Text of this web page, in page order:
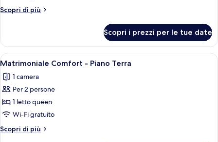
piano
Scopri di più
Altri
Classic-
Secondo
piano
Scopri i prezzi per le tue date
Apri
tutte
le
foto
per
Matrimoniale
Comfort
-
Una camera da letto ordinata con
5
Matrimoniale Comfort - Piano Terra
1 camera
Per 2 persone
1 letto queen
Wi-Fi gratuito
Scopri di più
Altri